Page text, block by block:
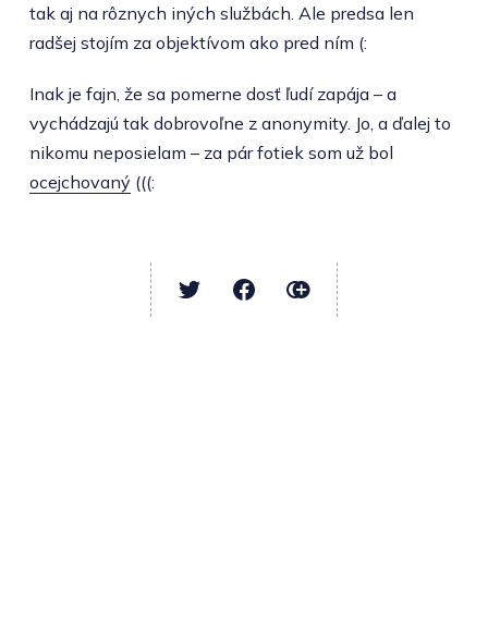
tak aj na rôznych iných službách. Ale predsa len
radšej stojím za objektívom ako pred ním (:
Inak je fajn, že sa pomerne dosť ľudí zapája – a
vychádzajú tak dobrovoľne z anonymity. Jo, a ďalej to
nikomu neposielam – za pár fotiek som už bol
ocejchovaný (((: